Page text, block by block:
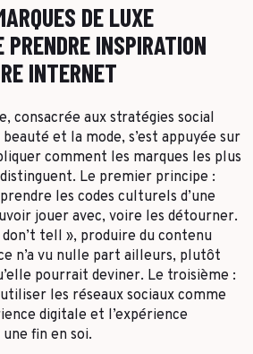
DE LUXE
PRENDRE INSPIRATION
INTERNET
consacrée aux stratégies social
et la mode, s’est appuyée sur
comment les marques les plus
Le premier principe :
les codes culturels d’une
jouer avec, voire les détourner.
don’t tell », produire du contenu
n’a vu nulle part ailleurs, plutôt
pourrait deviner. Le troisième :
les réseaux sociaux comme
digitale et l’expérience
fin en soi.